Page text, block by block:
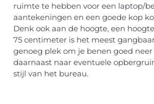
ruimte te hebben voor een laptop/
aantekeningen en een goede kop
Denk ook aan de hoogte, een
75 centimeter is het meest
genoeg plek om je benen goed
daarnaast naar eventuele
stijl van het bureau.